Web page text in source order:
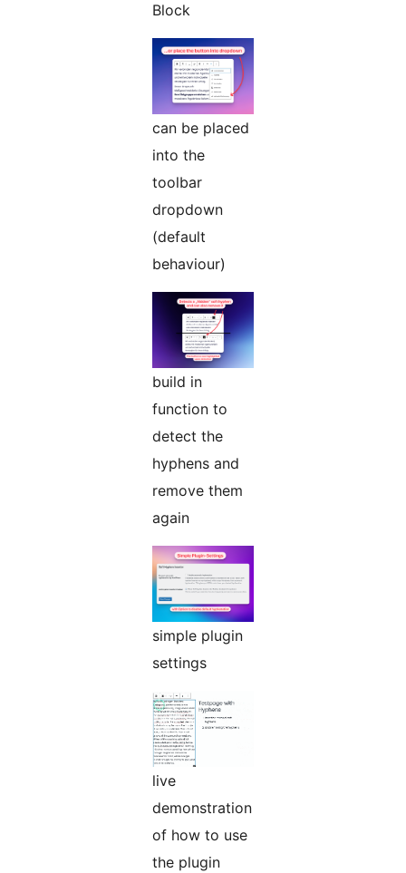
Block
can be placed
into the
toolbar
dropdown
(default
behaviour)
build in
function to
detect the
hyphens and
remove them
again
simple plugin
settings
live
demonstration
of how to use
the plugin